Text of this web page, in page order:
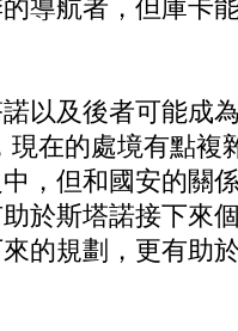
導航者，但庫卡
及後者可能成
現在的處境有點複
，但和國安的關
於斯塔諾接下來
的規劃，更有助